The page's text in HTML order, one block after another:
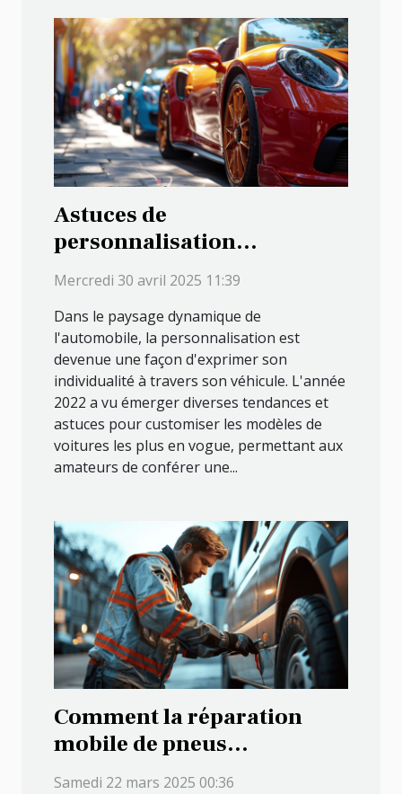
Astuces de
personnalisation
automobile pour les
modèles de voiture
populaires de 2022
Mercredi 30 avril 2025 11:39
Dans le paysage dynamique de
l'automobile, la personnalisation est
devenue une façon d'exprimer son
individualité à travers son véhicule. L'année
2022 a vu émerger diverses tendances et
astuces pour customiser les modèles de
voitures les plus en vogue, permettant aux
amateurs de conférer une...
Comment la réparation
mobile de pneus
transforme l'assistance
Samedi 22 mars 2025 00:36